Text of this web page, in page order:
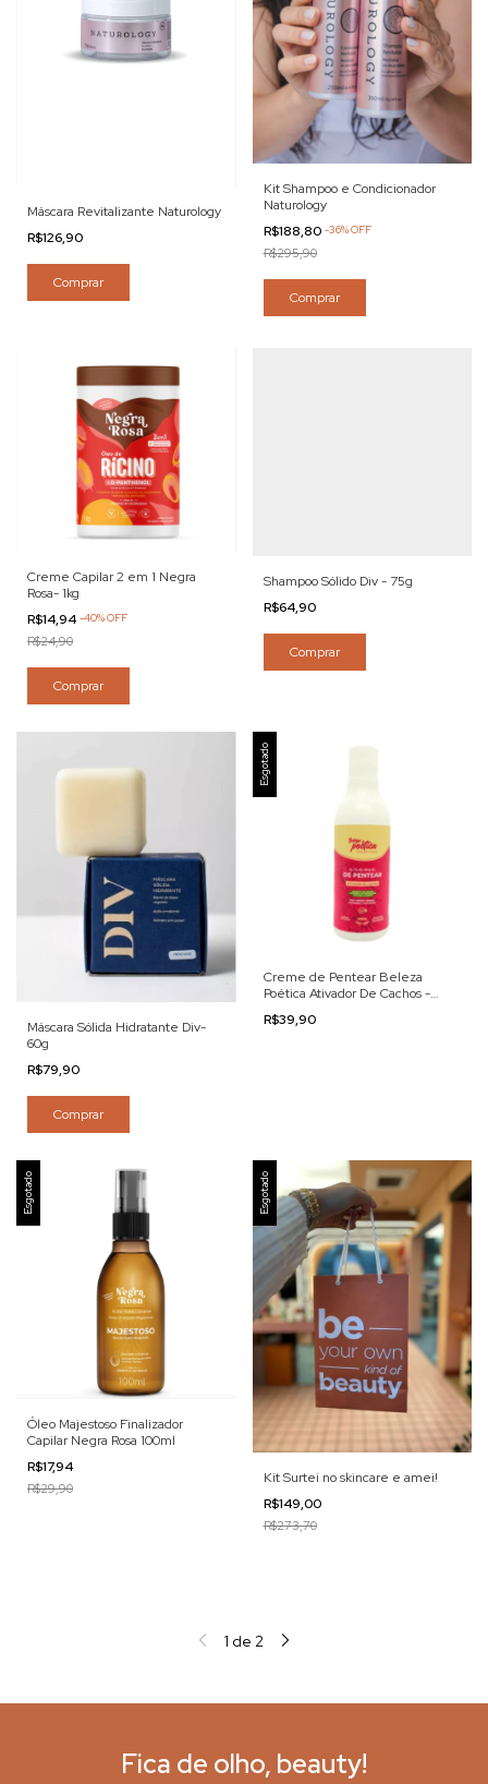
Máscara Revitalizante Naturology
R$126,90
Comprar
Kit Shampoo e Condicionador
Naturology
R$188,80 -36%OFF
R$295,90
Creme Capilar 2 em 1 Negra
Rosa- 1kg
R$14,94 -40%OFF
R$24,90
Comprar
Shampoo Sólido Div - 75g
R$64,90
Comprar
Máscara Sólida Hidratante Div-
60g
R$79,90
Comprar
Esgotado
Creme de Pentear Beleza
Poética Ativador De Cachos -
R$39,90
Esgotado
Óleo Majestoso Finalizador
Capilar Negra Rosa 100ml
R$17,94
R$29,90
Esgotado
Kit Surtei no skincare e amei!
R$149,00
R$273,70
1 de 2
Fica de olho, beauty!